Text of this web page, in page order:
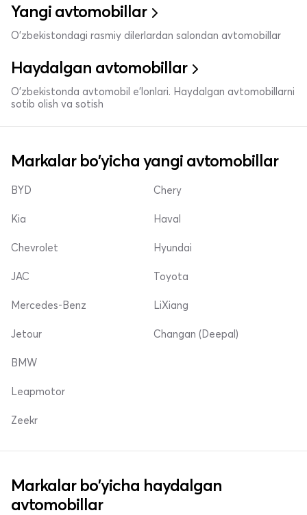
Yangi avtomobillar
O'zbekistondagi rasmiy dilerlardan salondan avtomobillar
Haydalgan avtomobillar
O'zbekistonda avtomobil e’lonlari. Haydalgan avtomobillarni
sotib olish va sotish
Markalar bo'yicha yangi avtomobillar
BYD
Kia
Chevrolet
Chery
Haval
Hyundai
JAC
Mercedes-Benz
Jetour
Toyota
LiXiang
Changan (Deepal)
BMW
Leapmotor
Zeekr
Markalar bo'yicha haydalgan
avtomobillar